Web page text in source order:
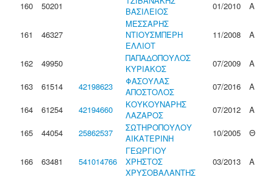
160
50201
ΒΑΣΙΛΕΙΟΣ
01/2010 Α
161 46327
ΜΕΣΣΑΡΗΣ
ΝΤΙΟΥΣΜΠΕΡΗ
ΕΛΛΙΟΤ
11/2008 Α
162 49950
ΠΑΠΑΔΟΠΟΥΛΟΣ
ΚΥΡΙΑΚΟΣ
07/2009
Α
163
61514 42198623
ΦΑΣΟΥΛΑΣ
ΑΠΟΣΤΟΛΟΣ
07/2016
Α
164
61254 42194660
ΚΟΥΚΟΥΝΑΡΗΣ
ΛΑΖΑΡΟΣ
07/2012
Α
165
44054 25862537
ΣΩΤΗΡΟΠΟΥΛΟΥ
ΑΙΚΑΤΕΡΙΝΗ
10/2005 Θ
166 63481 541014766
ΓΕΩΡΓΙΟΥ
ΧΡΗΣΤΟΣ
ΧΡΥΣΟΒΑΛΑΝΤΗΣ
03/2013
Α